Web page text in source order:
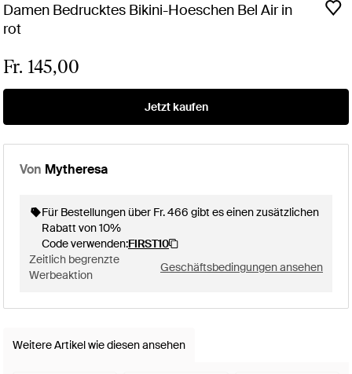
Damen Bedrucktes Bikini-Hoeschen Bel Air in
rot
Fr. 145,00
Jetzt kaufen
Von Mytheresa
Für Bestellungen über Fr. 466 gibt es einen zusätzlichen
Rabatt von 10%
Code verwenden:FIRST10
Zeitlich begrenzte
Werbeaktion
Geschäftsbedingungen ansehen
Weitere Artikel wie diesen ansehen